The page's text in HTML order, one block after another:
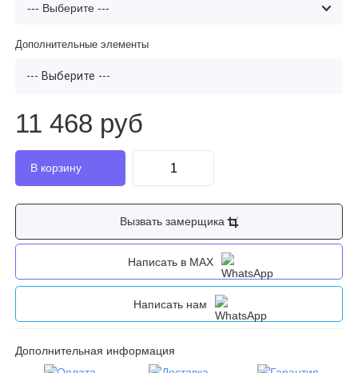
Дополнительные элементы
--- Выберите ---
11 468 руб
Вызвать замерщика
Написать в MAX
Написать нам
Дополнительная информация